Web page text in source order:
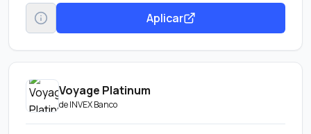
Aplicar
Voyage Platinum
deINVEX Banco